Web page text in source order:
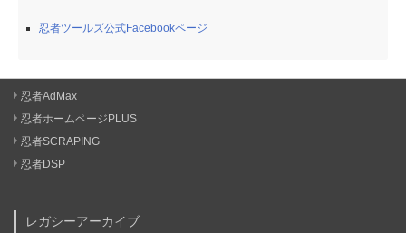
忍者ツールズ公式Facebookページ
忍者AdMax
忍者ホームページPLUS
忍者SCRAPING
忍者DSP
レガシーアーカイブ